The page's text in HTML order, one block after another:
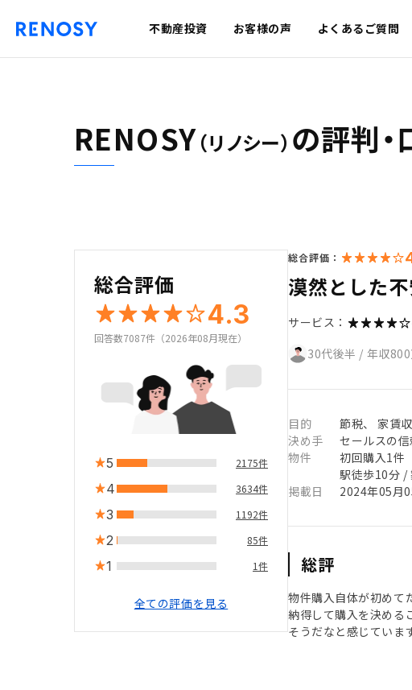
不動産投資 お客様の声 よくあるご質問
RENOSY（リノシー） の評判・
総合評価
4.3
回答数7087件（2026年08月現在）
5 2175件
4 3634件
3 1192件
2 85件
1 1件
全ての評価を見る
総合評価：
漠然とした
サービス：
30代後半 / 年収
目的
節税、 家賃
決め手
セールスの
物件
初回購入1件
駅徒歩10分 /
掲載日
2024年05月
総評
物件購入自体が初めて
納得して購入を決める
そうだなと感じています